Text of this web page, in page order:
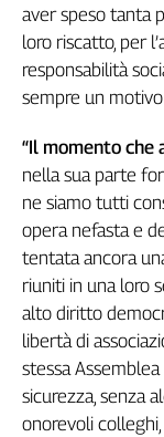
Valle
D'Aosta
Veneto
Archivio
1955-
2014
Contatti
La
redazione
aver speso tanta
loro riscatto, per
responsabilità
sempre un
“Il momento
nella sua parte
ne siamo tutti
opera nefasta e
tentata ancora
riuniti in una loro
alto diritto
libertà di
stessa
sicurezza, senza
onorevoli